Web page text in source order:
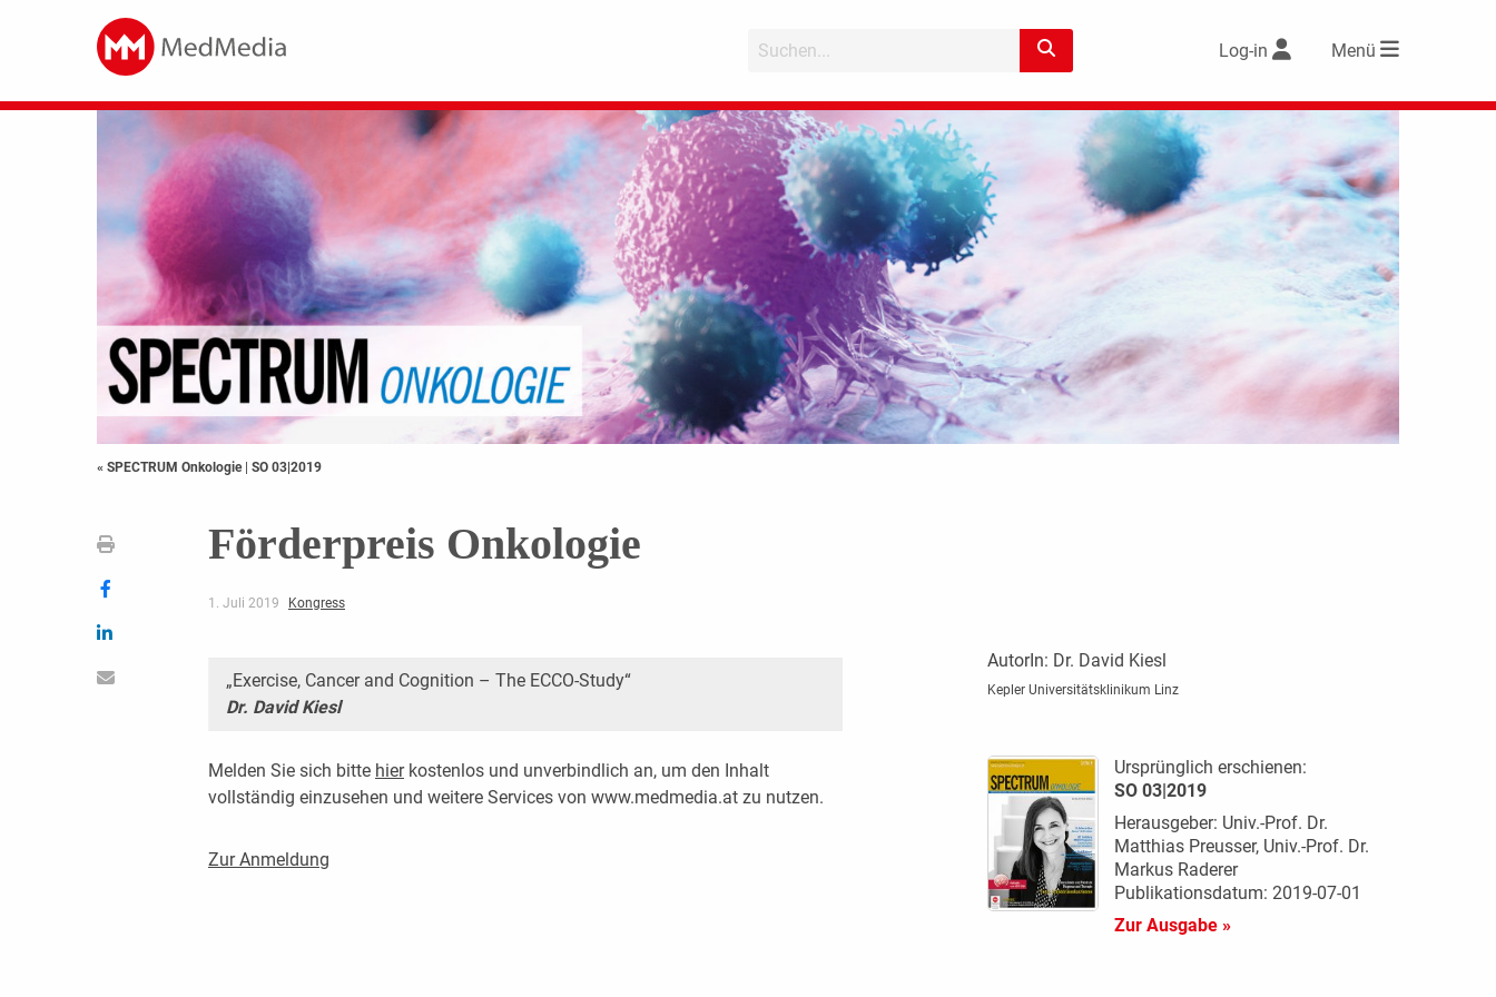
Log-in Menü
« SPECTRUM Onkologie | SO 03|2019
Förderpreis Onkologie
1. Juli 2019 Kongress
„Exercise, Cancer and Cognition – The ECCO-Study“
Dr. David Kiesl
Melden Sie sich bitte hierkostenlos und unverbindlich an, um den Inhalt
vollständig einzusehen und weitere Services von www.medmedia.at zu nutzen.
Zur Anmeldung
AutorIn: Dr. David Kiesl
Kepler Universitätsklinikum Linz
Ursprünglich erschienen:
SO 03|2019
Herausgeber: Univ.-Prof. Dr.
Matthias Preusser, Univ.-Prof. Dr.
Markus Raderer
Publikationsdatum: 2019-07-01
Zur Ausgabe »